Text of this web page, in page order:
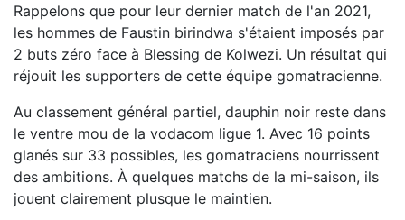
Rappelons que pour leur dernier match de l'an 2021,
les hommes de Faustin birindwa s'étaient imposés par
2 buts zéro face à Blessing de Kolwezi. Un résultat qui
réjouit les supporters de cette équipe gomatracienne.
Au classement général partiel, dauphin noir reste dans
le ventre mou de la vodacom ligue 1. Avec 16 points
glanés sur 33 possibles, les gomatraciens nourrissent
des ambitions. À quelques matchs de la mi-saison, ils
jouent clairement plusque le maintien.